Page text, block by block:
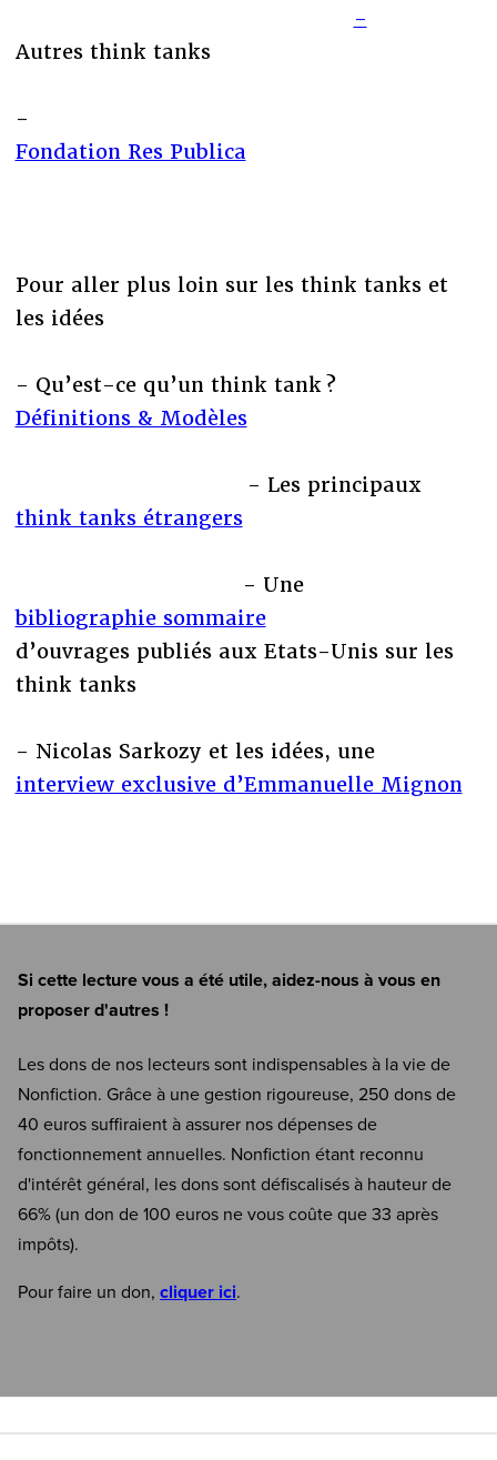
Autres think tanks
-
-
Fondation Res Publica
Pour aller plus loin sur les think tanks et
les idées
- Qu’est-ce qu’un think tank ?
Définitions & Modèles
- Les principaux
think tanks étrangers
- Une
bibliographie sommaire
d’ouvrages publiés aux Etats-Unis sur les
think tanks
- Nicolas Sarkozy et les idées, une
interview exclusive d’Emmanuelle Mignon
Si cette lecture vous a été utile, aidez-nous à vous en
proposer d'autres !
Les dons de nos lecteurs sont indispensables à la vie de
Nonfiction. Grâce à une gestion rigoureuse, 250 dons de
40 euros suffiraient à assurer nos dépenses de
fonctionnement annuelles. Nonfiction étant reconnu
d'intérêt général, les dons sont défiscalisés à hauteur de
66% (un don de 100 euros ne vous coûte que 33 après
impôts).
Pour faire un don, cliquer ici.